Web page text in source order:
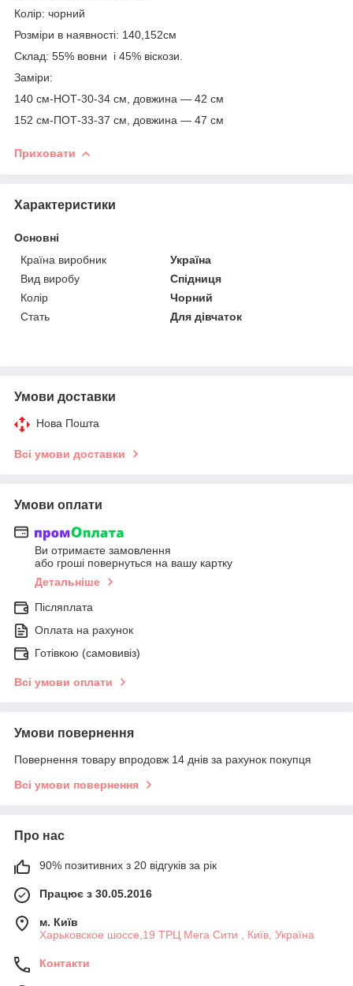
Колір: чорний
Розміри в наявності: 140,152см
Склад: 55% вовни і 45% віскози.
Заміри:
140 см-НОТ-30-34 см, довжина — 42 см
152 см-ПОТ-33-37 см, довжина — 47 см
Приховати
Характеристики
Основні
Країна виробник
Україна
Вид виробу
Спідниця
Колір
Чорний
Стать
Для дівчаток
Умови доставки
Нова Пошта
Всі умови доставки
Умови оплати
Ви отримаєте замовлення
або гроші повернуться на вашу картку
Детальніше
Післяплата
Оплата на рахунок
Готівкою (самовивіз)
Всі умови оплати
Умови повернення
Повернення товару впродовж 14 днів за рахунок покупця
Всі умови повернення
Про нас
90% позитивних з 20 відгуків за рік
Працює з 30.05.2016
м. Київ
Харьковское шоссе,19 ТРЦ Мега Сити , Київ, Україна
Контакти